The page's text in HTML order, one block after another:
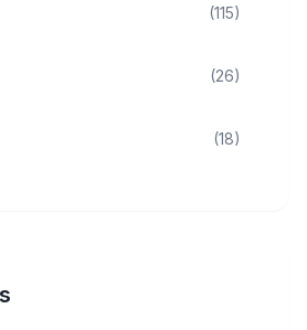
(115)
(26)
(18)